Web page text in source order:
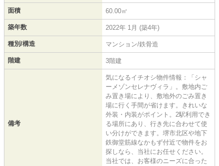
面積 60.00㎡
築年数 2022年 1月 (築4年)
種別/構造 マンション/鉄骨造
階建 3階建
備考
気になるイチオシ物件情報：「シャ
ーメゾンセレナヴィラ」。敷地内ご
み置き場により、敷地外のごみ置き
場に行く手間が省けます。きれいな
外装・内装がポイント。2駅利用でき
る場所にあり、行き先に合わせて使
い分けができます。堺市北区や地下
鉄御堂筋線なかもず付近で物件をお
探しなら、当社にお任せください。
当社では、お客様のニーズに合った